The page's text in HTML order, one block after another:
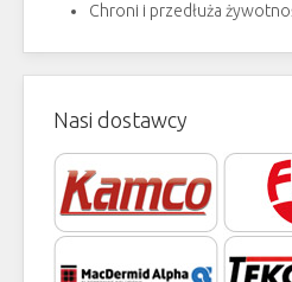
Chroni i przedłuża
Nasi dostawcy